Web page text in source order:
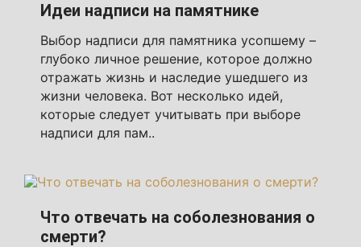
Идеи надписи на памятнике
Выбор надписи для памятника усопшему –
глубоко личное решение, которое должно
отражать жизнь и наследие ушедшего из
жизни человека. Вот несколько идей,
которые следует учитывать при выборе
надписи для пам..
Что отвечать на соболезнования о
смерти?